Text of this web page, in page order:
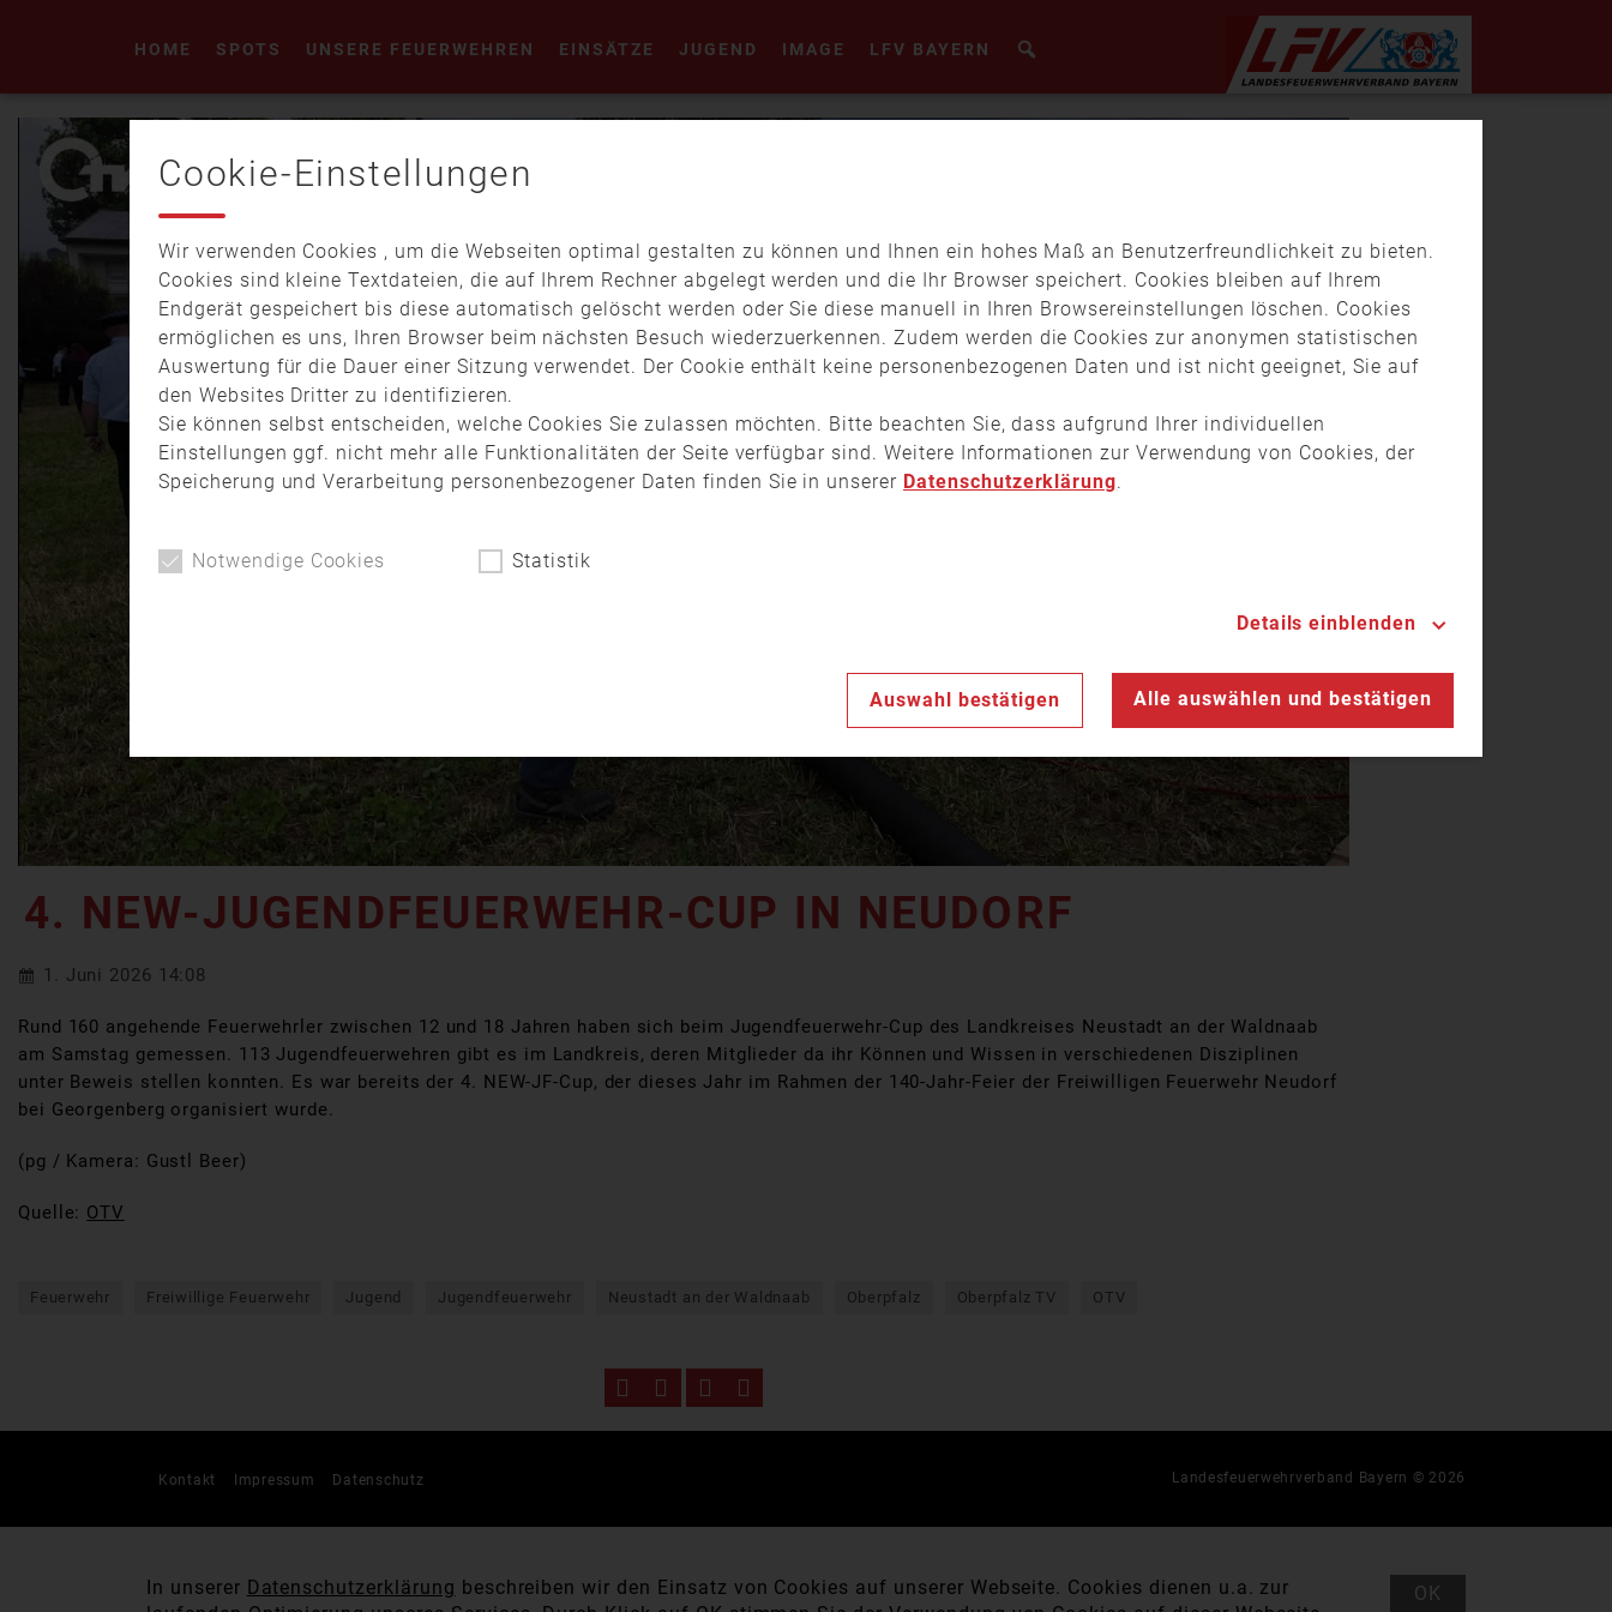
HOME SPOTS UNSERE FEUERWEHREN EINSÄTZE JUGEND IMAGE LFV BAYERN
abspielen
4. NEW-JUGENDFEUERWEHR-CUP IN NEUDORF
1. Juni 2026 14:08
Rund 160 angehende Feuerwehrler zwischen 12 und 18 Jahren haben sich beim Jugendfeuerwehr-Cup des Landkreises Neustadt an der Waldnaab
am Samstag gemessen. 113 Jugendfeuerwehren gibt es im Landkreis, deren Mitglieder da ihr Können und Wissen in verschiedenen Disziplinen
unter Beweis stellen konnten. Es war bereits der 4. NEW-JF-Cup, der dieses Jahr im Rahmen der 140-Jahr-Feier der Freiwilligen Feuerwehr Neudorf
bei Georgenberg organisiert wurde.
(pg / Kamera: Gustl Beer)
Quelle: OTV
Feuerwehr Freiwillige Feuerwehr Jugend Jugendfeuerwehr Neustadt an der Waldnaab Oberpfalz Oberpfalz TV OTV
Kontakt Impressum Datenschutz Landesfeuerwehrverband Bayern © 2026
Cookie-Einstellungen
Wir verwenden Cookies , um die Webseiten optimal gestalten zu können und Ihnen ein hohes Maß an Benutzerfreundlichkeit zu bieten.
Cookies sind kleine Textdateien, die auf Ihrem Rechner abgelegt werden und die Ihr Browser speichert. Cookies bleiben auf Ihrem
Endgerät gespeichert bis diese automatisch gelöscht werden oder Sie diese manuell in Ihren Browsereinstellungen löschen. Cookies
ermöglichen es uns, Ihren Browser beim nächsten Besuch wiederzuerkennen. Zudem werden die Cookies zur anonymen statistischen
Auswertung für die Dauer einer Sitzung verwendet. Der Cookie enthält keine personenbezogenen Daten und ist nicht geeignet, Sie auf
den Websites Dritter zu identifizieren.
Sie können selbst entscheiden, welche Cookies Sie zulassen möchten. Bitte beachten Sie, dass aufgrund Ihrer individuellen
Einstellungen ggf. nicht mehr alle Funktionalitäten der Seite verfügbar sind. Weitere Informationen zur Verwendung von Cookies, der
Speicherung und Verarbeitung personenbezogener Daten finden Sie in unserer Datenschutzerklärung.
Notwendige Cookies Statistik
Details einblenden
Auswahl bestätigen Alle auswählen und bestätigen
In unserer Datenschutzerklärung beschreiben wir den Einsatz von Cookies auf unserer Webseite. Cookies dienen u.a. zur
OK